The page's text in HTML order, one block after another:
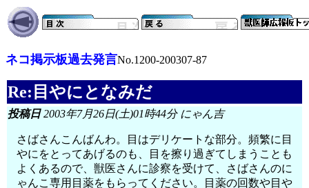
ネコ掲示板過去発言No.1200-200307-87
Re:目やにとなみだ
投稿日2003年7月26日(土)01時44分 にゃん吉
さばさんこんばんわ。目はデリケートな部分。頻繁に目
やにをとってあげるのも、目を擦り過ぎてしまうことも
よくあるので、獣医さんに診察を受けて、さばさんのに
ゃんこ専用目薬をもらってください。目薬の回数や目や